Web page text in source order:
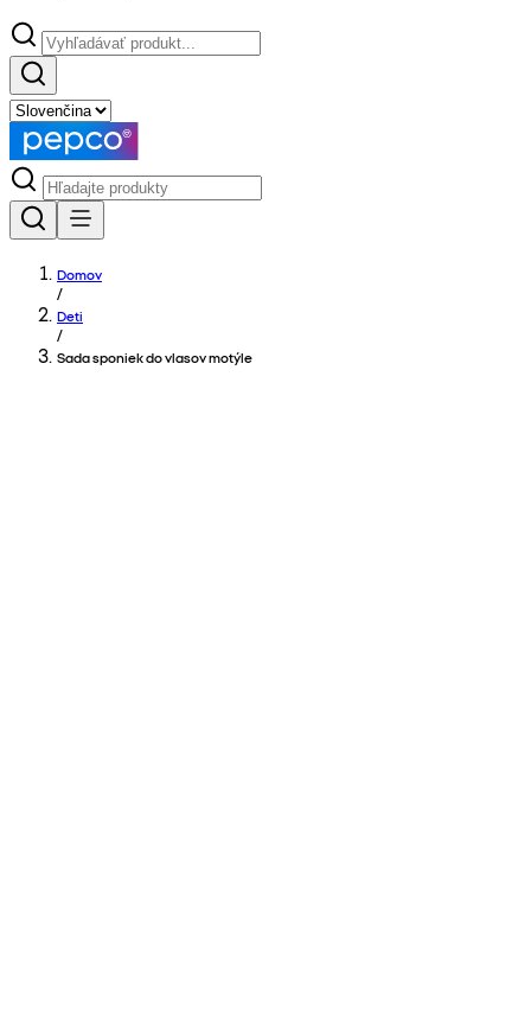
Domov
/
Deti
/
Sada sponiek do vlasov motýle